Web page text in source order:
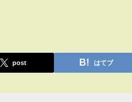
post はてブ